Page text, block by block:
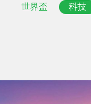
世界盃 科技